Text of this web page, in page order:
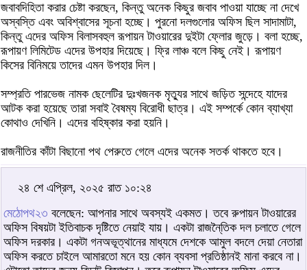
জবাবদিহিতা করার চেষ্টা করছেন, কিন্তু অনেক কিছুর জবাব পাওয়া যাচ্ছে না দেখে
অস্বস্তি এবং অবিশ্বাসের সূচনা হচ্ছে। পুরনো দলগুলোর অফিস ছিল সাদামাটা,
কিন্তু এদের অফিস বিলাসবহুল রূপায়ন টাওয়ারের দুইটা ফ্লোর জুড়ে। বলা হচ্ছে,
রূপায়ণ লিমিটেড এদের উপহার দিয়েছে। ফ্রি লাঞ্চ বলে কিছু নেই। রূপায়ণ
কিসের বিনিময়ে তাদের এমন উপহার দিল।
সম্প্রতি পারভেজ নামক ছেলেটির দুঃখজনক মৃত্যুর সাথে জড়িত সন্দেহে যাদের
আটক করা হয়েছে তারা সবাই বৈষম্য বিরোধী ছাত্র। এই সম্পর্কে কোন ব্যাখ্যা
কোথাও দেখিনি। এদের বহিষ্কার করা হয়নি।
রাজনীতির কাঁটা বিছানো পথ পেরুতে গেলে এদের অনেক সতর্ক থাকতে হবে।
২৪ শে এপ্রিল, ২০২৫ রাত ১০:২৪
মেঠোপথ২৩ বলেছেন: আপনার সাথে অবস্যই একমত। তবে রুপায়ন টাওয়ারের
অফিস বিষয়টা ইতিবাচক দৃষ্টিতে নেয়াই যায়। একটা রাজনৈ্তিক দল চলাতে গেলে
অফিস দরকার। একটা গনঅভূত্থানের মাধ্যমে দেশকে আমুল বদলে দেয়া নেতারা
অফিস করতে চাইলে আমারতো মনে হয় কোন ব্যবসা প্রতিষ্ঠানই মানা করবে না।